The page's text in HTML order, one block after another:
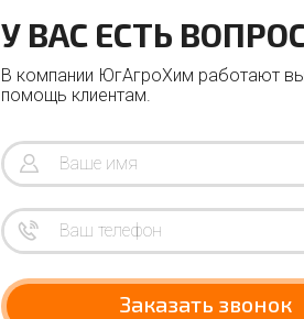
У ВАС ЕСТЬ
В компании ЮгАгроХим работают
помощь клиентам.
Заказать звонок